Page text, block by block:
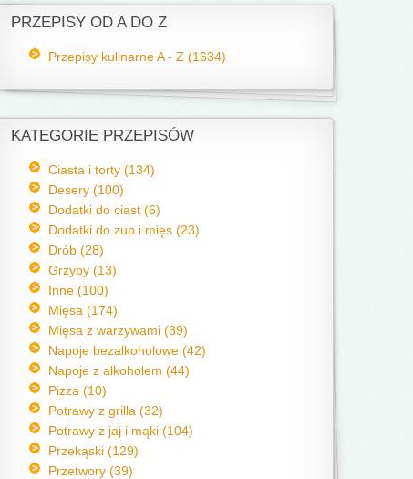
PRZEPISY OD A DO Z
Przepisy kulinarne A - Z (1634)
KATEGORIE PRZEPISÓW
Ciasta i torty (134)
Desery (100)
Dodatki do ciast (6)
Dodatki do zup i mięs (23)
Drób (28)
Grzyby (13)
Inne (100)
Mięsa (174)
Mięsa z warzywami (39)
Napoje bezalkoholowe (42)
Napoje z alkoholem (44)
Pizza (10)
Potrawy z grilla (32)
Potrawy z jaj i mąki (104)
Przekąski (129)
Przetwory (39)